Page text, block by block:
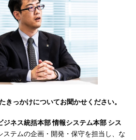
きっかけについてお聞かせください。
ネス統括本部 情報システム本部 シス
テムの企画・開発・保守を担当し、な